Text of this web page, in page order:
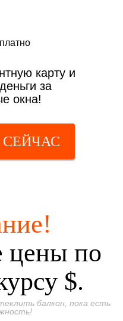
карту и
за
окна!
цены по
$.
балкон, пока есть